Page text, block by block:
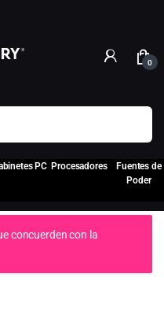
0
PC Procesadores
Fuentes de
Poder
concuerden con la